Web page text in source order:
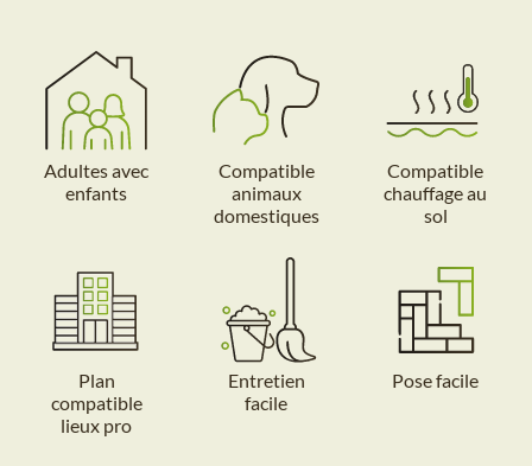
Adultes avec
enfants
Compatible
animaux
domestiques
Compatible
chauffage au
sol
Plan
compatible
lieux pro
Entretien
facile
Pose facile